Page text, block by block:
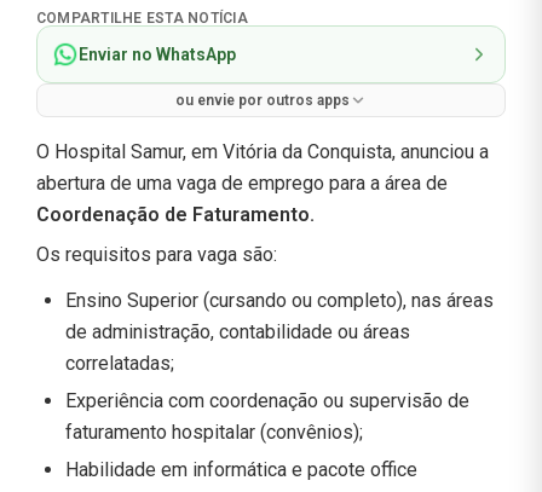
COMPARTILHE ESTA NOTÍCIA
Enviar no WhatsApp
ou envie por outros apps
O Hospital Samur, em Vitória da Conquista, anunciou a
abertura de uma vaga de emprego para a área de
Coordenação de Faturamento.
Os requisitos para vaga são:
Ensino Superior (cursando ou completo), nas áreas
de administração, contabilidade ou áreas
correlatadas;
Experiência com coordenação ou supervisão de
faturamento hospitalar (convênios);
Habilidade em informática e pacote office